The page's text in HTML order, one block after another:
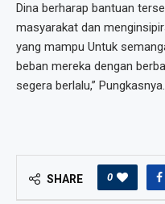
Dina berharap bantuan
masyarakat dan
yang mampu Untuk
beban mereka dengan
segera berlalu,”
SHARE 0